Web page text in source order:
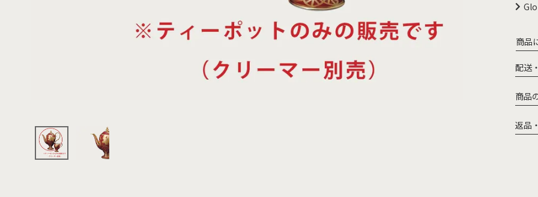
商品
配送
商品
返品